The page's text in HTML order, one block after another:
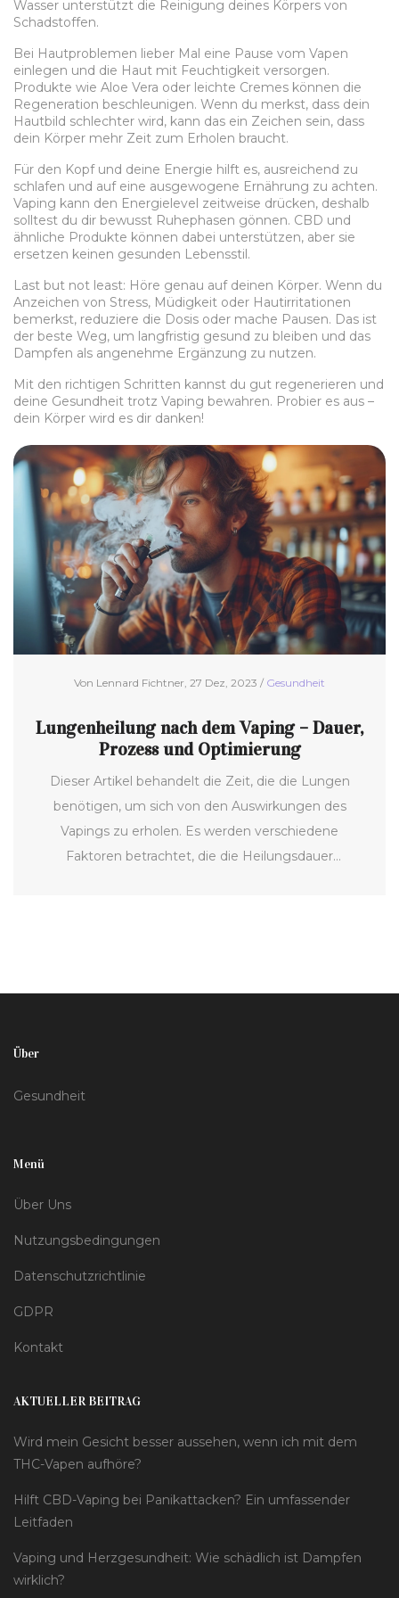
Wasser unterstützt die Reinigung deines Körpers von
Schadstoffen.
Bei Hautproblemen lieber Mal eine Pause vom Vapen
einlegen und die Haut mit Feuchtigkeit versorgen.
Produkte wie Aloe Vera oder leichte Cremes können die
Regeneration beschleunigen. Wenn du merkst, dass dein
Hautbild schlechter wird, kann das ein Zeichen sein, dass
dein Körper mehr Zeit zum Erholen braucht.
Für den Kopf und deine Energie hilft es, ausreichend zu
schlafen und auf eine ausgewogene Ernährung zu achten.
Vaping kann den Energielevel zeitweise drücken, deshalb
solltest du dir bewusst Ruhephasen gönnen. CBD und
ähnliche Produkte können dabei unterstützen, aber sie
ersetzen keinen gesunden Lebensstil.
Last but not least: Höre genau auf deinen Körper. Wenn du
Anzeichen von Stress, Müdigkeit oder Hautirritationen
bemerkst, reduziere die Dosis oder mache Pausen. Das ist
der beste Weg, um langfristig gesund zu bleiben und das
Dampfen als angenehme Ergänzung zu nutzen.
Mit den richtigen Schritten kannst du gut regenerieren und
deine Gesundheit trotz Vaping bewahren. Probier es aus –
dein Körper wird es dir danken!
Von Lennard Fichtner, 27 Dez, 2023 / Gesundheit
Lungenheilung nach dem Vaping – Dauer,
Prozess und Optimierung
Dieser Artikel behandelt die Zeit, die die Lungen
benötigen, um sich von den Auswirkungen des
Vapings zu erholen. Es werden verschiedene
Faktoren betrachtet, die die Heilungsdauer
Über
Gesundheit
Menü
Über Uns
Nutzungsbedingungen
Datenschutzrichtlinie
GDPR
Kontakt
AKTUELLER BEITRAG
Wird mein Gesicht besser aussehen, wenn ich mit dem
THC-Vapen aufhöre?
Hilft CBD-Vaping bei Panikattacken? Ein umfassender
Leitfaden
Vaping und Herzgesundheit: Wie schädlich ist Dampfen
wirklich?